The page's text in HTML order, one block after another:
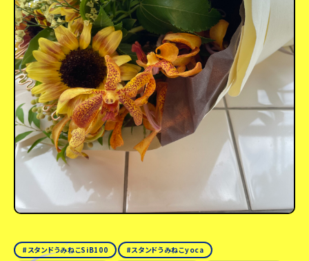
スタンドうみねこSiB100
スタンドうみねこyoca